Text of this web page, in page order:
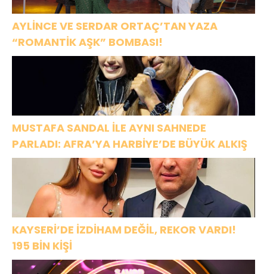
OLACAĞIM!”
AYLİNCE VE SERDAR ORTAÇ’TAN YAZA
“ROMANTİK AŞK” BOMBASI!
MUSTAFA SANDAL İLE AYNI SAHNEDE
PARLADI: AFRA’YA HARBİYE’DE BÜYÜK ALKIŞ
KAYSERİ’DE İZDİHAM DEĞİL, REKOR VARDI!
195 BİN KİŞİ